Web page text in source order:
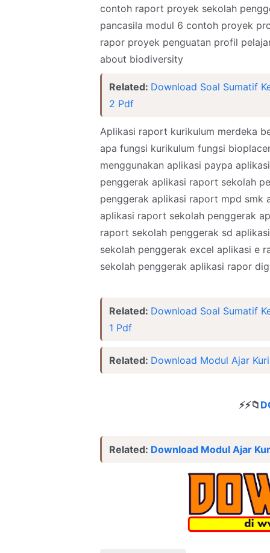
contoh raport proyek sekolah
pancasila modul 6 contoh proyek
rapor proyek penguatan profil
about biodiversity
Related: Download Soal Sumatif
2 Pdf
Aplikasi raport kurikulum merdeka
apa fungsi kurikulum fungsi
menggunakan aplikasi paypa
penggerak aplikasi raport sekolah
penggerak aplikasi raport mpd
aplikasi raport sekolah penggerak
raport sekolah penggerak sd
sekolah penggerak excel aplikasi e
sekolah penggerak aplikasi rapor
Related: Download Soal Sumatif
1 Pdf
Related: Download Modul Ajar
⚡⚡📁
Related: Download Modul Ajar